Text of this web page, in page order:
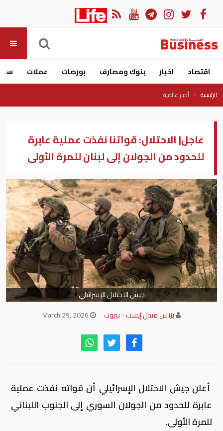
اقتصاد اخبار بنوك ومصارف بورصات عملات
الرئيسية أخبار عالمية
عاجل| الاحتلال: قواتنا نفذت عملية عابرة
للحدود من الجولان إلى لبنان للمرة الأولى
جيش الاحتلال الإسرائيلي
بزنس ميدل إيست - بيروت
أعلن جيش الاحتلال الإسرائيلي أن قواته نفذت عملية
عابرة للحدود من الجولان السوري إلى الجنوب اللبناني
للمرة الأولى.